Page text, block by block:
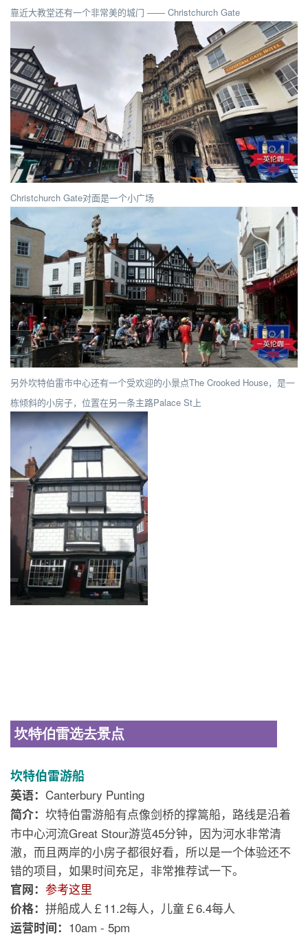
靠近大教堂还有一个非常美的城门 —— Christchurch Gate
Christchurch Gate对面是一个小广场
另外坎特伯雷市中心还有一个受欢迎的小景点The Crooked House，是一
栋倾斜的小房子，位置在另一条主路Palace St上
坎特伯雷选去景点
坎特伯雷游船
英语： Canterbury Punting
简介： 坎特伯雷游船有点像剑桥的撑篙船，路线是沿着
市中心河流Great Stour游览45分钟，因为河水非常清
澈，而且两岸的小房子都很好看，所以是一个体验还不
错的项目，如果时间充足，非常推荐试一下。
官网： 参考这里
价格： 拼船成人￡11.2每人，儿童￡6.4每人
运营时间： 10am - 5pm